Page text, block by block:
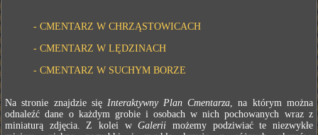
-CMENTARZ W CHRZĄSTOWICACH
-CMENTARZ W LĘDZINACH
-CMENTARZ W SUCHYM BORZE
Na stronie znajdzie się Interaktywny Plan Cmentarza, na którym można
odnaleźć dane o każdym grobie i osobach w nich pochowanych wraz z
miniaturą zdjęcia. Z kolei wGalerii możemy podziwiać te niezwykłe